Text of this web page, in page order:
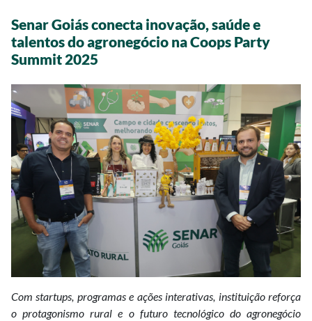
Senar Goiás conecta inovação, saúde e
talentos do agronegócio na Coops Party
Summit 2025
Com startups, programas e ações interativas, instituição reforça
o protagonismo rural e o futuro tecnológico do agronegócio